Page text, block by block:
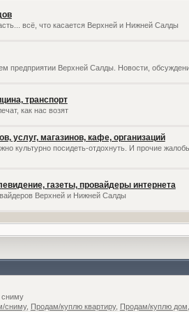
всё, что касается Верхней и Нижней Салды
предприятии Верхней Салды. Новости,
транспорт
как нас возят
услуг, магазинов, кафе, организаций
культурно посидеть-отдохнуть. И прочие
газеты, провайдеры интернета
Верхней и Нижней Салды
сниму, Продам/куплю квартиру, Продам/куплю